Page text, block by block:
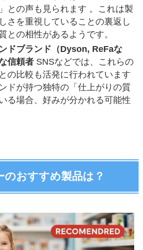
との声も見られます 。これは製
さを重視していることの裏返し
との相性があるようです。
ドブランド（Dyson, ReFaな
信頼者SNSなどでは、これらの
の比較も活発に行われています
ドが持つ独特の「仕上がりの質
る場合、好みが分かれる可能性
のおすすめ製品は？